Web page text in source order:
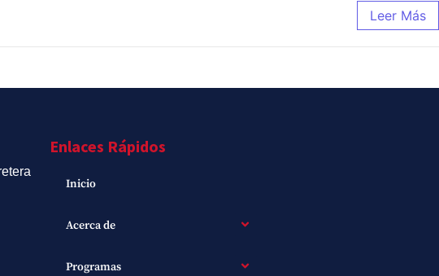
Leer Más
Enlaces Rápidos
Inicio
Acerca de
Programas